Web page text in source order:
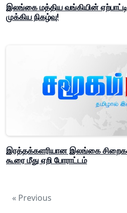
இலங்கை மத்திய வங்கியின்
முக்கிய நிகழ்வு!
இரத்தக்களரியான இலங்கை
கூரை மீது ஏறி போராட்டம்
« Previous